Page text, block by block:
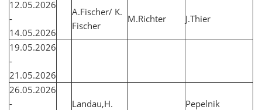
12.05.2026
-
14.05.2026
A.Fischer/ K.
Fischer
M.Richter J.Thier
19.05.2026
-
21.05.2026
26.05.2026
-
Landau,H. Pepelnik